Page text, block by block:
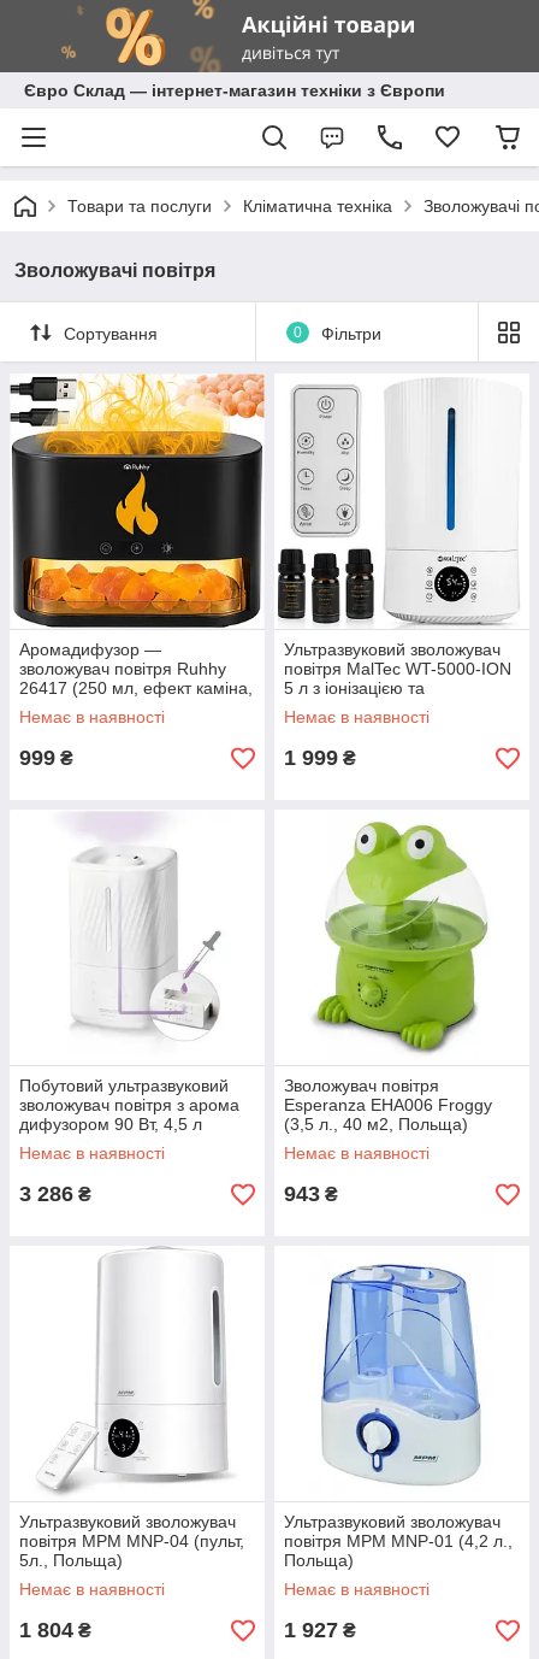
Євро Склад — інтернет-магазин техніки з Європи
Товари та послуги Кліматична техніка Зволожувачі
Зволожувачі повітря
Сортування 0 Фільтри
Аромадифузор —
зволожувач повітря Ruhhy
26417 (250 мл, ефект каміна,
таймер)
Немає в наявності
999 ₴
Ультразвуковий зволожувач
повітря MalTec WT-5000-ION
5 л з іонізацією та
аромадифузором (Польша)
Немає в наявності
1 999 ₴
Побутовий ультразвуковий
зволожувач повітря з арома
дифузором 90 Вт, 4,5 л
CONCEPT Perfect Air ZV2010
Немає в наявності
3 286 ₴
Зволожувач повітря
Esperanza EHA006 Froggy
(3,5 л., 40 м2, Польща)
Немає в наявності
943 ₴
Ультразвуковий зволожувач
повітря MPM MNP-04 (пульт,
5л., Польща)
Немає в наявності
1 804 ₴
Ультразвуковий зволожувач
повітря MPM MNP-01 (4,2 л.,
Польща)
Немає в наявності
1 927 ₴